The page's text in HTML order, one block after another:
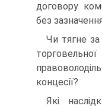
договору
без
Чи тягне за
концесії?
Які